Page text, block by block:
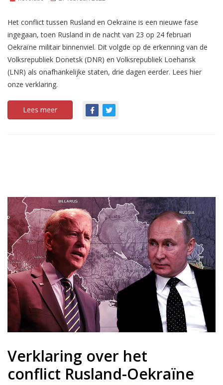
Het conflict tussen Rusland en Oekraïne is een nieuwe fase
ingegaan, toen Rusland in de nacht van 23 op 24 februari
Oekraïne militair binnenviel. Dit volgde op de erkenning van de
Volksrepubliek Donetsk (DNR) en Volksrepubliek Loehansk
(LNR) als onafhankelijke staten, drie dagen eerder. Lees hier
onze verklaring.
Lees meer
Verklaring over het
conflict Rusland-Oekraïne